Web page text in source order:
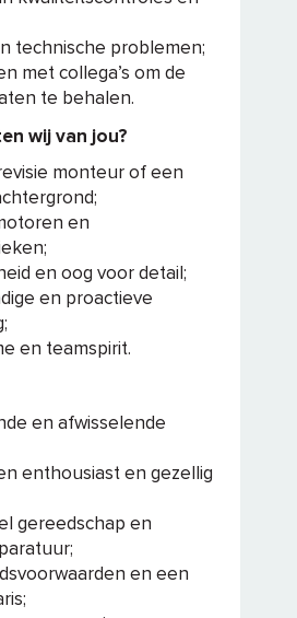
technische problemen;
met collega’s om de
te behalen.
wij van jou?
monteur of een
en
en oog voor detail;
en proactieve
en teamspirit.
en afwisselende
enthousiast en gezellig
gereedschap en
en een